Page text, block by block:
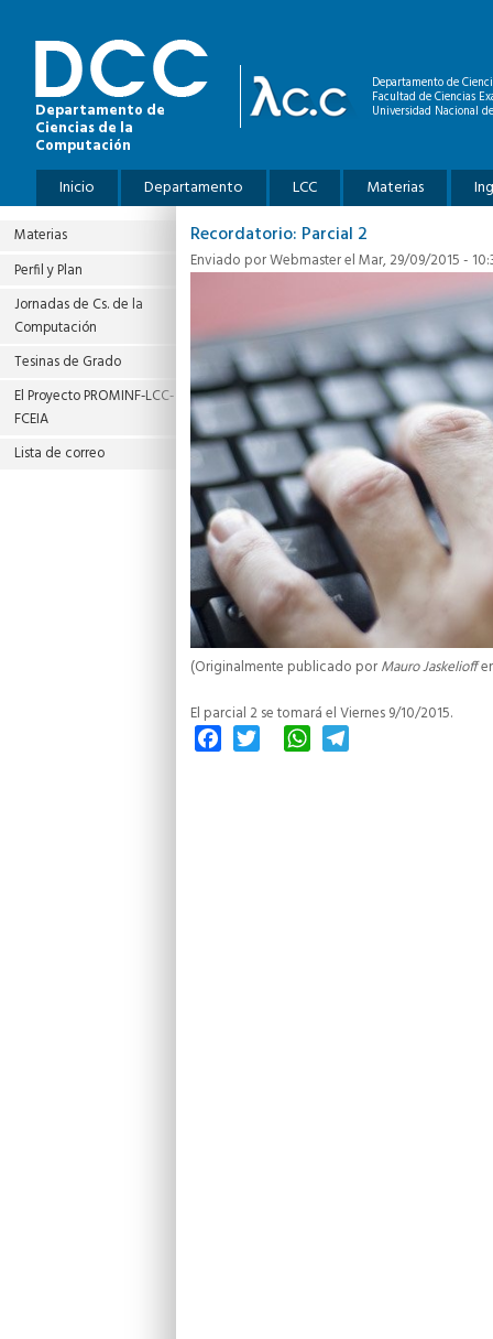
Departamento de
Ciencias de la
Computación
Departamento de
Facultad de Ciencias
Universidad Nacional
Menú principal
Inicio Departamento LCC Materias
Materias
Perfil y Plan
Jornadas de Cs. de la
Computación
Tesinas de Grado
El Proyecto PROMINF‐LCC‐
FCEIA
Lista de correo
Recordatorio: Parcial 2
Enviado porWebmasterel Mar, 29/09/2015 -
(Originalmente publicado porMauro Jaskelioff
El parcial 2 se tomará el Viernes 9/10/2015.
FacebookTwitter WhatsApp